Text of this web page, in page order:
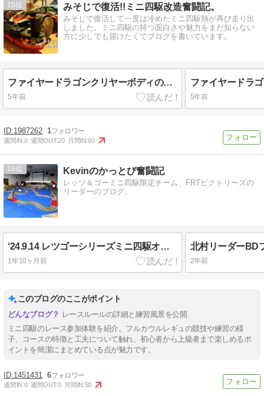
15 みそじで復活!!ミニ四駆改造奮闘記。
みそじで復活して一度は冷めたミニ四駆熱が再び走り出
しました。ミニ四駆の持つ面白さや魅力をまだ知らない
方に少しでも届けたくてブログを書いています。
ファイヤードラゴンクリヤーボディのステッカーを貼ってみよう！【奮闘記・第248走】
5年前 5年前
1987262 1
週間IN:0 週間OUT:20 月間IN:60
16 Kevinのかっとび奮闘記
レッツ＆ゴーミニ四駆限定チーム、FRTビクトリーズの
リーダーのブログ。
‘24.9.14 レツゴーシリーズミニ四駆オフ会に参加して来ました。
1年10ヶ月前 2年前
このブログのここがポイント
レースルールの詳細と練習風景を公開
ミニ四駆のレース参加体験を紹介。フルカウルレギュの競技や練習の様
子、コースの特徴と工夫について触れ、初心者から上級者まで楽しめるポ
イントを簡潔にまとめている点が魅力です。
1451431 6
週間IN:0 週間OUT:0 月間IN:50